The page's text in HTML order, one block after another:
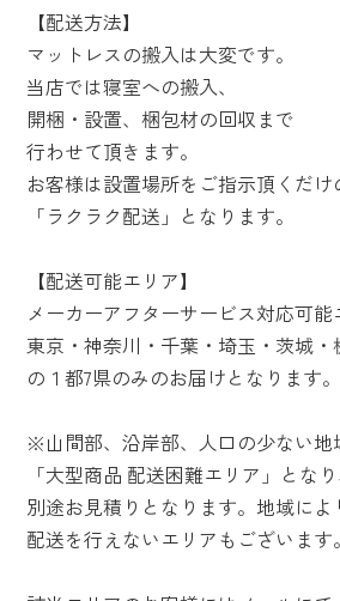
【配送方法】
マットレスの搬入は大変です。
当店では寝室への搬入、
開梱・設置、梱包材の回収まで
行わせて頂きます。
お客様は設置場所をご指示頂くだけ
「ラクラク配送」となります。
【配送可能エリア】
メーカーアフターサービス対応可能
東京・神奈川・千葉・埼玉・茨城
の１都7県のみのお届けとなります。
※山間部、沿岸部、人口の少ない地
「大型商品 配送困難エリア」となり
別途お見積りとなります。地域によ
配送を行えないエリアもございます。